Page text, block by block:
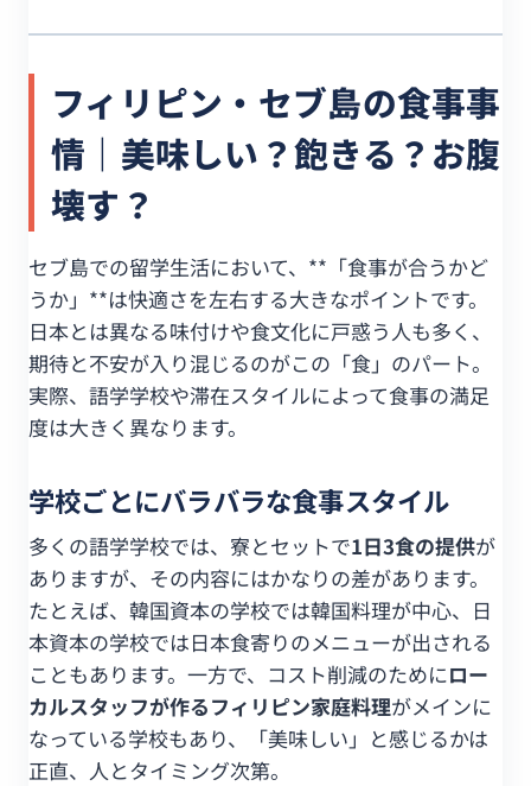
フィリピン・セブ島の食事事
情｜美味しい？飽きる？お腹
壊す？
セブ島での留学生活において、**「食事が合うかど
うか」**は快適さを左右する大きなポイントです。
日本とは異なる味付けや食文化に戸惑う人も多く、
期待と不安が入り混じるのがこの「食」のパート。
実際、語学学校や滞在スタイルによって食事の満足
度は大きく異なります。
学校ごとにバラバラな食事スタイル
多くの語学学校では、寮とセットで1日3食の提供が
ありますが、その内容にはかなりの差があります。
たとえば、韓国資本の学校では韓国料理が中心、日
本資本の学校では日本食寄りのメニューが出される
こともあります。一方で、コスト削減のためにロー
カルスタッフが作るフィリピン家庭料理がメインに
なっている学校もあり、「美味しい」と感じるかは
正直、人とタイミング次第。